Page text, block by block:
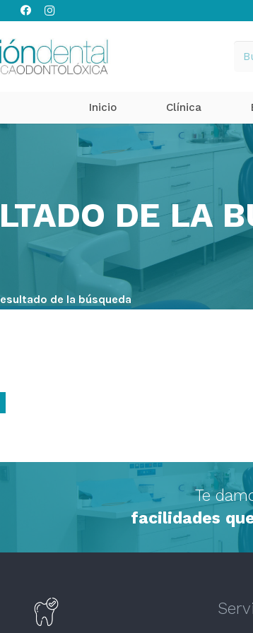
Inicio Clínica
DE LA
de la búsqueda
Te
facilidades